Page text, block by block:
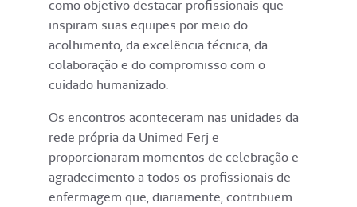
como objetivo destacar profissionais que
inspiram suas equipes por meio do
acolhimento, da excelência técnica, da
colaboração e do compromisso com o
cuidado humanizado.
Os encontros aconteceram nas unidades da
rede própria da Unimed Ferj e
proporcionaram momentos de celebração e
agradecimento a todos os profissionais de
enfermagem que, diariamente, contribuem